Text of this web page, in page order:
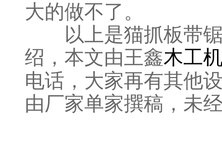
大的做不了。
以上是猫抓板带锯
绍，本文由王鑫木工
电话，大家再有其他
由厂家单家撰稿，未